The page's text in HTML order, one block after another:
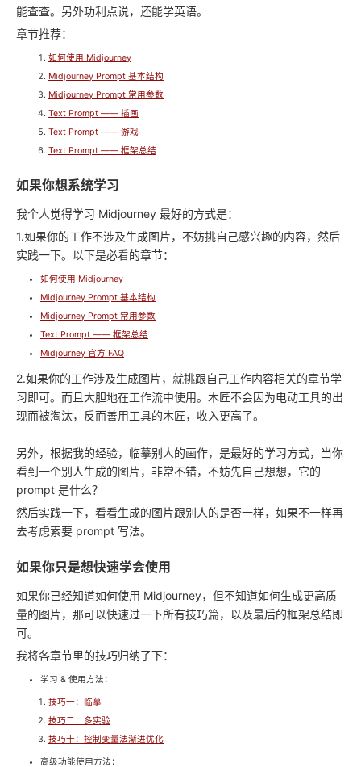
能查查。另外功利点说，还能学英语。
章节推荐：
如何使用 Midjourney
Midjourney Prompt 基本结构
Midjourney Prompt 常用参数
Text Prompt —— 插画
Text Prompt —— 游戏
Text Prompt —— 框架总结
如果你想系统学习
我个人觉得学习 Midjourney 最好的方式是：
1.如果你的工作不涉及生成图片，不妨挑自己感兴趣的内容，然后
实践一下。以下是必看的章节：
如何使用 Midjourney
Midjourney Prompt 基本结构
Midjourney Prompt 常用参数
Text Prompt —— 框架总结
Midjourney 官方 FAQ
2.如果你的工作涉及生成图片，就挑跟自己工作内容相关的章节学
习即可。而且大胆地在工作流中使用。木匠不会因为电动工具的出
现而被淘汰，反而善用工具的木匠，收入更高了。
另外，根据我的经验，临摹别人的画作，是最好的学习方式，当你
看到一个别人生成的图片，非常不错，不妨先自己想想，它的
prompt 是什么？
然后实践一下，看看生成的图片跟别人的是否一样，如果不一样再
去考虑索要 prompt 写法。
如果你只是想快速学会使用
如果你已经知道如何使用 Midjourney，但不知道如何生成更高质
量的图片，那可以快速过一下所有技巧篇，以及最后的框架总结即
可。
我将各章节里的技巧归纳了下：
学习 & 使用方法：
技巧一：临摹
技巧二：多实验
技巧十：控制变量法渐进优化
高级功能使用方法：